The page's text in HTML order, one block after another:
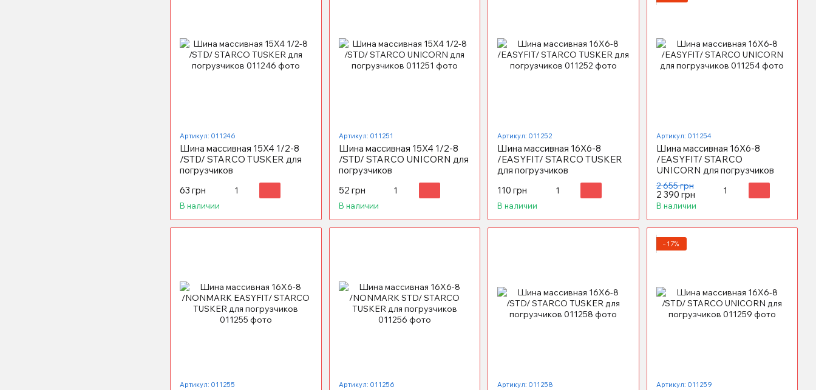
Артикул: 011246
Шина массивная 15X4 1/2-8
/STD/ STARCO TUSKER для
погрузчиков
63 грн
В наличии
Артикул: 011251
Шина массивная 15X4 1/2-8
/STD/ STARCO UNICORN для
погрузчиков
52 грн
В наличии
Артикул: 011252
Шина массивная 16X6-8
/EASYFIT/ STARCO TUSKER
для погрузчиков
110 грн
В наличии
Артикул: 011254
Шина массивная 16X6-8
/EASYFIT/ STARCO
UNICORN для погрузчиков
2 655 грн
2 390 грн
В наличии
Артикул: 011255 Артикул: 011256 Артикул: 011258
−17%
Артикул: 011259